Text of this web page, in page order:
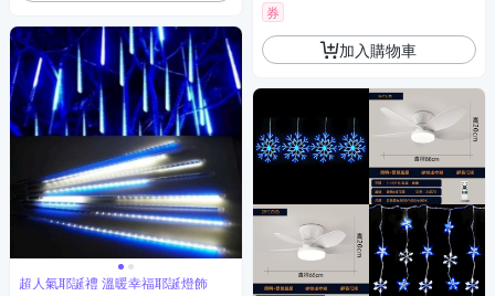
超人氣耶誕禮 溫暖幸福耶誕燈飾
券
加入購物車